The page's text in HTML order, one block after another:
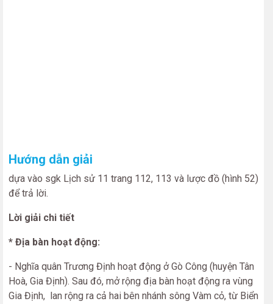
Hướng dẫn giải
dựa vào sgk Lịch sử 11 trang 112, 113 và lược đồ (hình 52)
để trả lời.
Lời giải chi tiết
* Địa bàn hoạt động:
- Nghĩa quân Trương Định hoạt động ở Gò Công (huyện Tân
Hoà, Gia Định). Sau đó, mở rộng địa bàn hoạt động ra vùng
Gia Định, lan rộng ra cả hai bên nhánh sông Vàm cỏ, từ Biển